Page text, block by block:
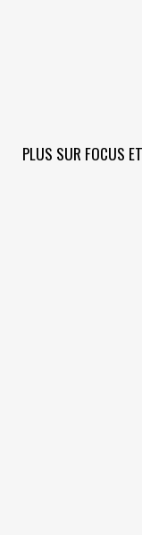
PLUS SUR FOCUS